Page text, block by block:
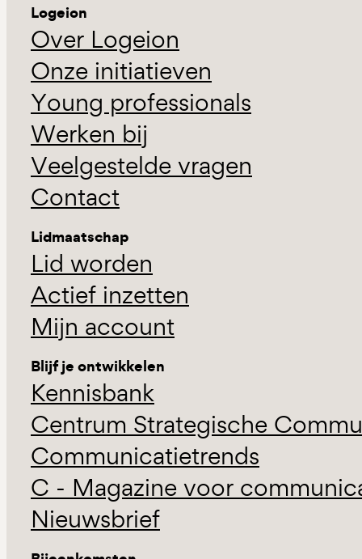
Logeion
Over Logeion
Onze initiatieven
Young professionals
Werken bij
Veelgestelde vragen
Contact
Lidmaatschap
Lid worden
Actief inzetten
Mijn account
Blijf je ontwikkelen
Kennisbank
Centrum Strategische
Communicatietrends
C - Magazine voor
Nieuwsbrief